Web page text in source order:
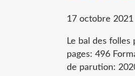
17 octobre 2021
Le bal des
pages: 496
de parution: